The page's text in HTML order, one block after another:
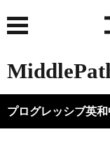
プログレッシブ英